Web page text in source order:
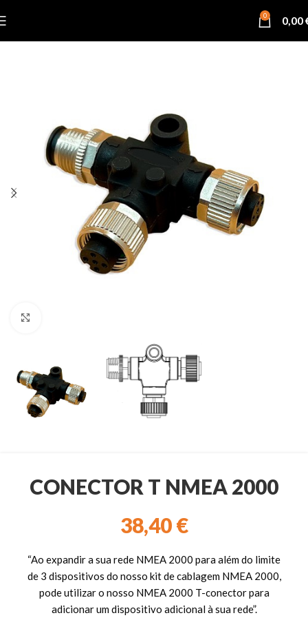
0 0,00
CONECTOR T NMEA 2000
38,40€
“Ao expandir a sua rede NMEA 2000 para além do limite
de 3 dispositivos do nosso kit de cablagem NMEA 2000,
pode utilizar o nosso NMEA 2000 T-conector para
adicionar um dispositivo adicional à sua rede”.